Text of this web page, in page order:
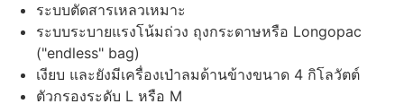
ระบบตัดสารเหลวเหมาะ
ระบบระบายแรงโน้มถ่วง ถุงกระดาษหรือ Longopac
("endless" bag)
เงียบ และยังมีเครื่องเป่าลมด้านข้างขนาด 4 กิโลวัตต์
ตัวกรองระดับ L หรือ M